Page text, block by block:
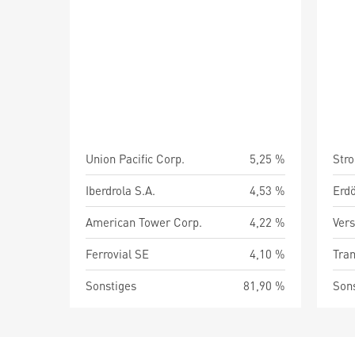
Union Pacific Corp.
5,25 %
Iberdrola S.A.
4,53 %
American Tower Corp.
4,22 %
Ferrovial SE
4,10 %
Sonstiges
81,90 %